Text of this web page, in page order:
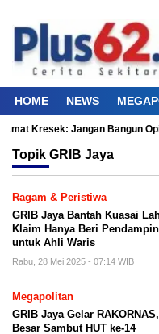
HOME NEWS
Kresek: Jangan Bangun
Topik GRIB Jaya
Ragam & Peristiwa
GRIB Jaya Bantah Kuasai
Klaim Hanya Beri
untuk Ahli Waris
Rabu, 28 Mei 2025 - 07:14 WIB
Megapolitan
GRIB Jaya Gelar
Besar Sambut HUT ke-14